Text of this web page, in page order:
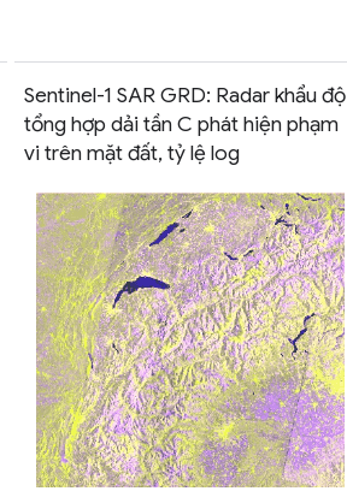
Sentinel-1 SAR GRD: Radar khẩu độ
tổng hợp dải tần C phát hiện phạm
vi trên mặt đất, tỷ lệ log